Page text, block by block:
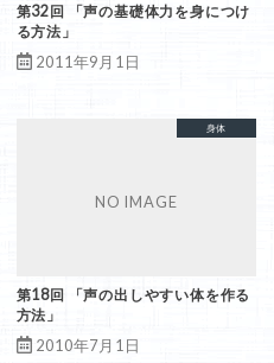
第32回 「声の基礎体力を身につけ
る方法」
2011年9月1日
共鳴発声法
呼吸法
喉声
発声法
身体
第18回 「声の出しやすい体を作る
方法」
2010年7月1日